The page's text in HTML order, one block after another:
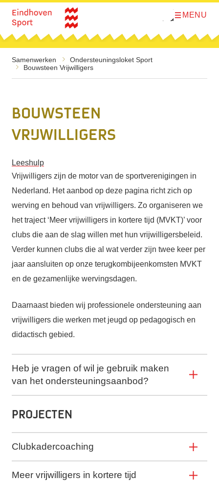
Direct naar de inhoud
O
n
MENU
Samenwerken
Ondersteunings­­loket Sport
Bouwsteen Vrijwilligers
Bouwsteen
Vrijwilligers
Leeshulp
Vrijwilligers zijn de motor van de sportverenigingen in
Nederland. Het aanbod op deze pagina richt zich op
werving en behoud van vrijwilligers. Zo organiseren we
het traject ‘Meer vrijwilligers in kortere tijd (MVKT)’ voor
clubs die aan de slag willen met hun vrijwilligersbeleid.
Verder kunnen clubs die al wat verder zijn twee keer per
jaar aansluiten op onze terugkombijeenkomsten MVKT
en de gezamenlijke wervingsdagen.
Daarnaast bieden wij professionele ondersteuning aan
vrijwilligers die werken met jeugd op pedagogisch en
didactisch gebied.
Heb je vragen of wil je gebruik maken
van het ondersteuningsaanbod?
Projecten
Clubkadercoaching
Meer vrijwilligers in kortere tijd